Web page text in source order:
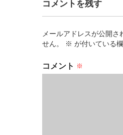
コメントを残す
メールアドレスが公開さ
せん。
※ が付いている
コメント ※